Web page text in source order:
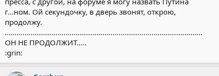
г...ном. Ой секундочку, в дверь звонят, открою,
продолжу.
.....................................................................................................
ОН НЕ ПРОДОЛЖИТ.....
:grin: